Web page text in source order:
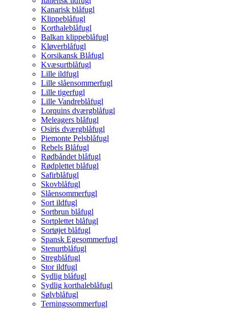
Kanarisk blåfugl
Klippeblåfugl
Korthaleblåfugl
Balkan klippeblåfugl
Kløverblåfugl
Korsikansk Blåfugl
Kvæsurtblåfugl
Lille ildfugl
Lille slåensommerfugl
Lille tigerfugl
Lille Vandreblåfugl
Lorquins dværgblåfugl
Meleagers blåfugl
Osiris dværgblåfugl
Piemonte Pelsblåfugl
Rebels Blåfugl
Rødbåndet blåfugl
Rødplettet blåfugl
Safirblåfugl
Skovblåfugl
Slåensommerfugl
Sort ildfugl
Sortbrun blåfugl
Sortplettet blåfugl
Sortøjet blåfugl
Spansk Egesommerfugl
Stenurtblåfugl
Stregblåfugl
Stor ildfugl
Sydlig blåfugl
Sydlig korthaleblåfugl
Sølvblåfugl
Terningssommerfugl